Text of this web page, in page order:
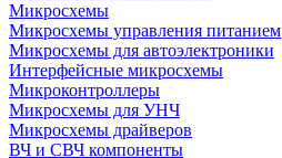
Микросхемы
Микросхемы управления питанием
Микросхемы для автоэлектроники
Интерфейсные микросхемы
Микроконтроллеры
Микросхемы для УНЧ
Микросхемы драйверов
ВЧ и СВЧ компоненты